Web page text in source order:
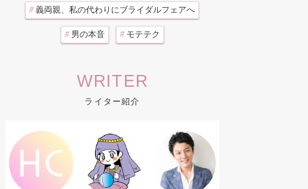
# 義両親、私の代わりにブライダルフェアへ
# 男の本音 # モテテク
WRITER
ライター紹介